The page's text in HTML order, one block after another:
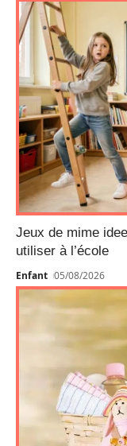
Jeux de mime
utiliser à l’école
Enfant 05/08/2026